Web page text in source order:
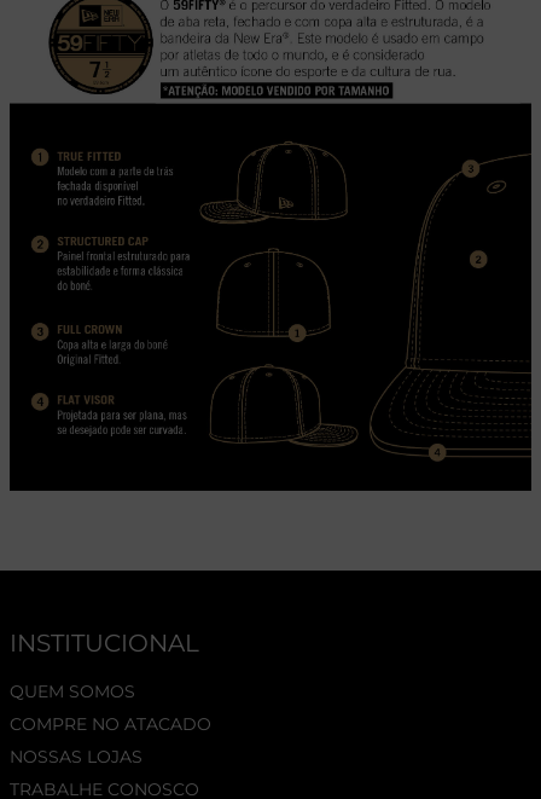
INSTITUCIONAL
QUEM SOMOS
COMPRE NO ATACADO
NOSSAS LOJAS
TRABALHE CONOSCO